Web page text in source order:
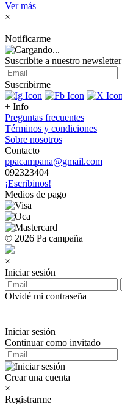
Ver más
×
Notificarme
Suscribite a nuestro newsletter
Suscribirme
+ Info
Preguntas frecuentes
Términos y condiciones
Sobre nosotros
Contacto
ppacampana@gmail.com
092323404
¡Escribinos!
Medios de pago
© 2026 Pa campaña
×
Iniciar sesión
Olvidé mi contraseña
Iniciar sesión
Continuar como invitado
Crear una cuenta
×
Registrarme